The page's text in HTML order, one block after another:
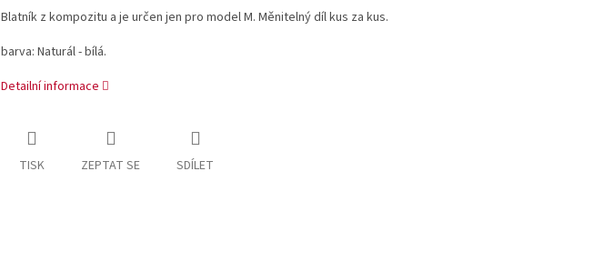
Blatník z kompozitu a je určen jen pro model M. Měnitelný díl kus za kus.
barva: Naturál - bílá.
Detailní informace
TISK ZEPTAT SE SDÍLET